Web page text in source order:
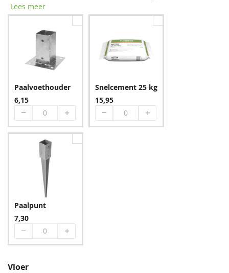
543,15
543,15
constructie beter beschermt tegen de wind. De prijzen staan
u per instortanker 1 zak snelcement bij te bestellen.
Lees meer
Paalvoethouder
6,15
Snelcement 25 kg
15,95
Paalpunt
7,30
Vloer